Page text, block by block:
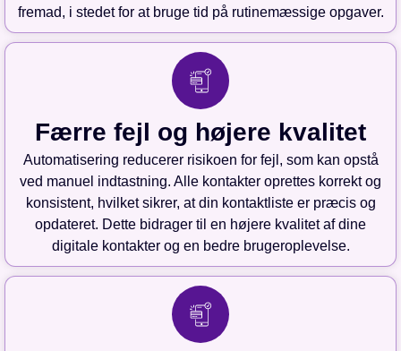
fremad, i stedet for at bruge tid på rutinemæssige opgaver.
Færre fejl og højere kvalitet
Automatisering reducerer risikoen for fejl, som kan opstå
ved manuel indtastning. Alle kontakter oprettes korrekt og
konsistent, hvilket sikrer, at din kontaktliste er præcis og
opdateret. Dette bidrager til en højere kvalitet af dine
digitale kontakter og en bedre brugeroplevelse.